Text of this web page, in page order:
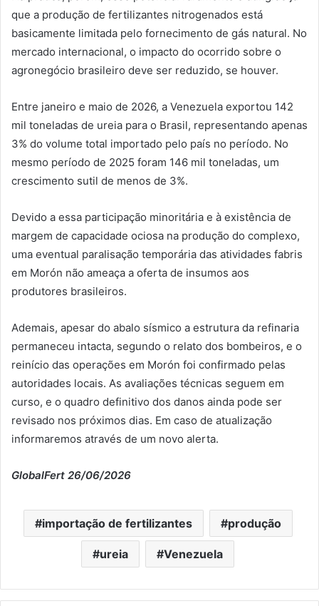
que a produção de fertilizantes nitrogenados está
basicamente limitada pelo fornecimento de gás natural. No
mercado internacional, o impacto do ocorrido sobre o
agronegócio brasileiro deve ser reduzido, se houver.
Entre janeiro e maio de 2026, a Venezuela exportou 142
mil toneladas de ureia para o Brasil, representando apenas
3% do volume total importado pelo país no período. No
mesmo período de 2025 foram 146 mil toneladas, um
crescimento sutil de menos de 3%.
Devido a essa participação minoritária e à existência de
margem de capacidade ociosa na produção do complexo,
uma eventual paralisação temporária das atividades fabris
em Morón não ameaça a oferta de insumos aos
produtores brasileiros.
Ademais, apesar do abalo sísmico a estrutura da refinaria
permaneceu intacta, segundo o relato dos bombeiros, e o
reinício das operações em Morón foi confirmado pelas
autoridades locais. As avaliações técnicas seguem em
curso, e o quadro definitivo dos danos ainda pode ser
revisado nos próximos dias. Em caso de atualização
informaremos através de um novo alerta.
GlobalFert 26/06/2026
importação de fertilizantes produção
ureia Venezuela